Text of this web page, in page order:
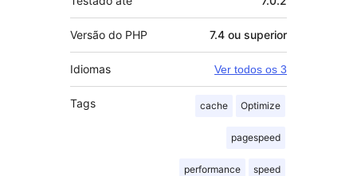
Versão do PHP 7.4 ou superior
Idiomas Ver todos os 3
Tags cache Optimize
pagespeed
performance speed